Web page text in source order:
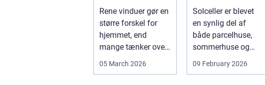
skinnende rene
ruder året rundt
Rene vinduer gør en
større forskel for
hjemmet, end
mange tænker over.
Lyset falder
05 March 2026
mest ud af solen
Solceller er blevet
en synlig del af
både parcelhuse,
sommerhuse og
mindre erhverv i
Odsherred. Mang...
09 February 2026